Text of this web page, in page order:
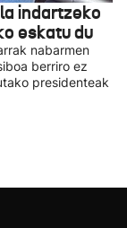
indartzeko
eskatu du
nabarmen
berriro ez
presidenteak